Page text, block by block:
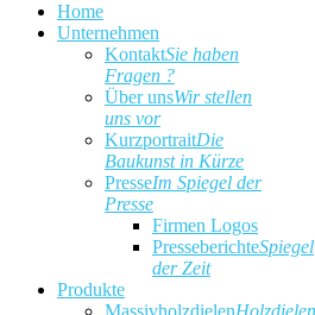
Home
Unternehmen
KontaktSie haben
Fragen ?
Über unsWir stellen
uns vor
KurzportraitDie
Baukunst in Kürze
PresseIm Spiegel der
Presse
Firmen Logos
PresseberichteSpiegel
der Zeit
Produkte
MassivholzdielenHolzdielen,